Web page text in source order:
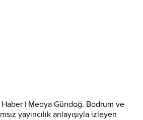
| Medya Gündoğ. Bodrum ve
yayıncılık anlayışıyla izleyen